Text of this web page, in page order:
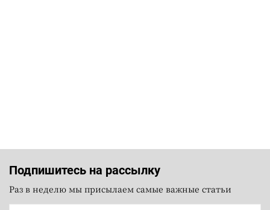
Подпишитесь на рассылку
Раз в неделю мы присылаем самые важные статьи